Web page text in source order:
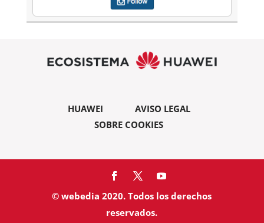
HUAWEI
AVISO LEGAL
SOBRE COOKIES
© webedia 2020. Todos los derechos
reservados.